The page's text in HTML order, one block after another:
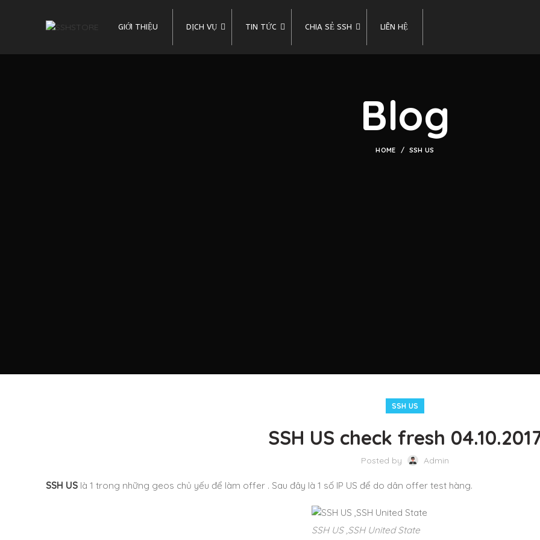
GIỚI THIỆU DỊCH VỤ TIN TỨC CHIA SẺ SSH LIÊN HỆ
Blog
HOME SSH US
SSH US
SSH US check fresh
Posted by Admin
SSH US là 1 trong những geos chủ yếu để làm offer . Sau đây là 1 số IP US để do dân offer test hàng.
SSH US ,SSH United State